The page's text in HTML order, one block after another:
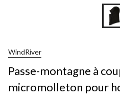
WindRiver
Passe-montagne à
micromolleton pour